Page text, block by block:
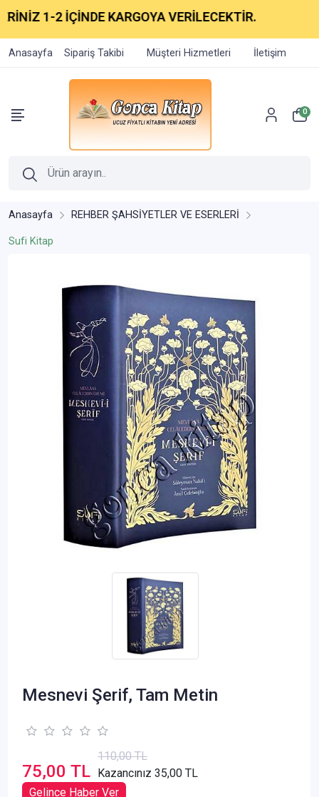
1-2 İÇİNDE KARGOYA VERİLECEKTİR.
Anasayfa Sipariş Takibi Müşteri Hizmetleri İletişim
0
Anasayfa REHBER ŞAHSİYETLER VE ESERLERİ
Sufi Kitap
Mesnevi Şerif, Tam Metin
75,00 TL
110,00 TL
Kazancınız 35,00 TL
Gelince Haber Ver